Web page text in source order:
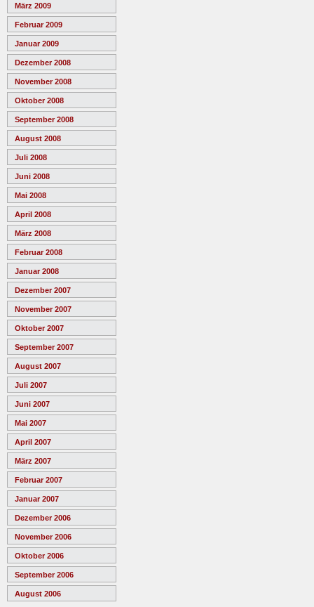
März 2009
Februar 2009
Januar 2009
Dezember 2008
November 2008
Oktober 2008
September 2008
August 2008
Juli 2008
Juni 2008
Mai 2008
April 2008
März 2008
Februar 2008
Januar 2008
Dezember 2007
November 2007
Oktober 2007
September 2007
August 2007
Juli 2007
Juni 2007
Mai 2007
April 2007
März 2007
Februar 2007
Januar 2007
Dezember 2006
November 2006
Oktober 2006
September 2006
August 2006